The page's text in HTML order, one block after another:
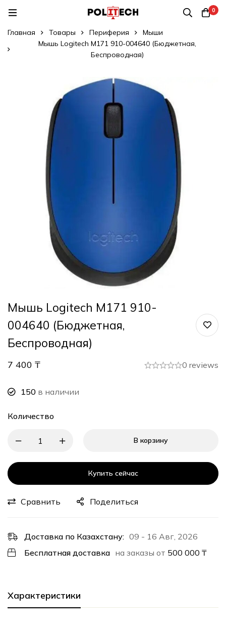
0
Главная Товары Периферия
Мыши
Мышь Logitech M171 910-004640 (Бюджетная,
Беспроводная)
Мышь Logitech M171 910-
004640 (Бюджетная,
Беспроводная)
7 400 ₸ 0 reviews
150 в наличии
Количество
В корзину
Купить сейчас
Сравнить Поделиться
Доставка по Казахстану: 09 - 16 Авг, 2026
Бесплатная доставка на заказы от 500 000 ₸
Характеристики